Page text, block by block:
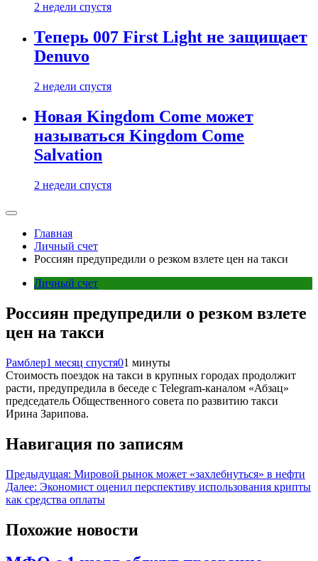
2 недели спустя
Теперь 007 First Light не защищает
Denuvo
2 недели спустя
Новая Kingdom Come может
называться Kingdom Come
Salvation
2 недели спустя
Главная
Личный счет
Россиян предупредили о резком взлете цен на такси
Личный счет
Россиян предупредили о резком взлете
цен на такси
Рамблер1 месяц спустя01 минуты
Стоимость поездок на такси в крупных городах продолжит
расти, предупредила в беседе с Telegram-каналом «Абзац»
председатель Общественного совета по развитию такси
Ирина Зарипова.
Навигация по записям
Предыдущая: Мировой рынок может «захлебнуться» в нефти
Далее: Экономист оценил перспективу использования крипты
как средства оплаты
Похожие новости